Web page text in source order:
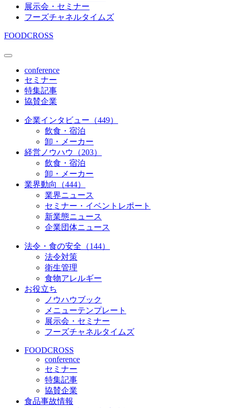
展示会・セミナー
フーズチャネルタイムズ
FOODCROSS
conference
セミナー
特集記事
協賛企業
企業インタビュー（449）
飲食・宿泊
卸・メーカー
経営ノウハウ（203）
飲食・宿泊
卸・メーカー
業界動向（444）
業界ニュース
セミナー・イベントレポート
新業態ニュース
企業団体ニュース
法令・食の安全（144）
法令対策
衛生管理
食物アレルギー
お役立ち
ノウハウブック
メニューテンプレート
展示会・セミナー
フーズチャネルタイムズ
FOODCROSS
conference
セミナー
特集記事
協賛企業
食品事故情報